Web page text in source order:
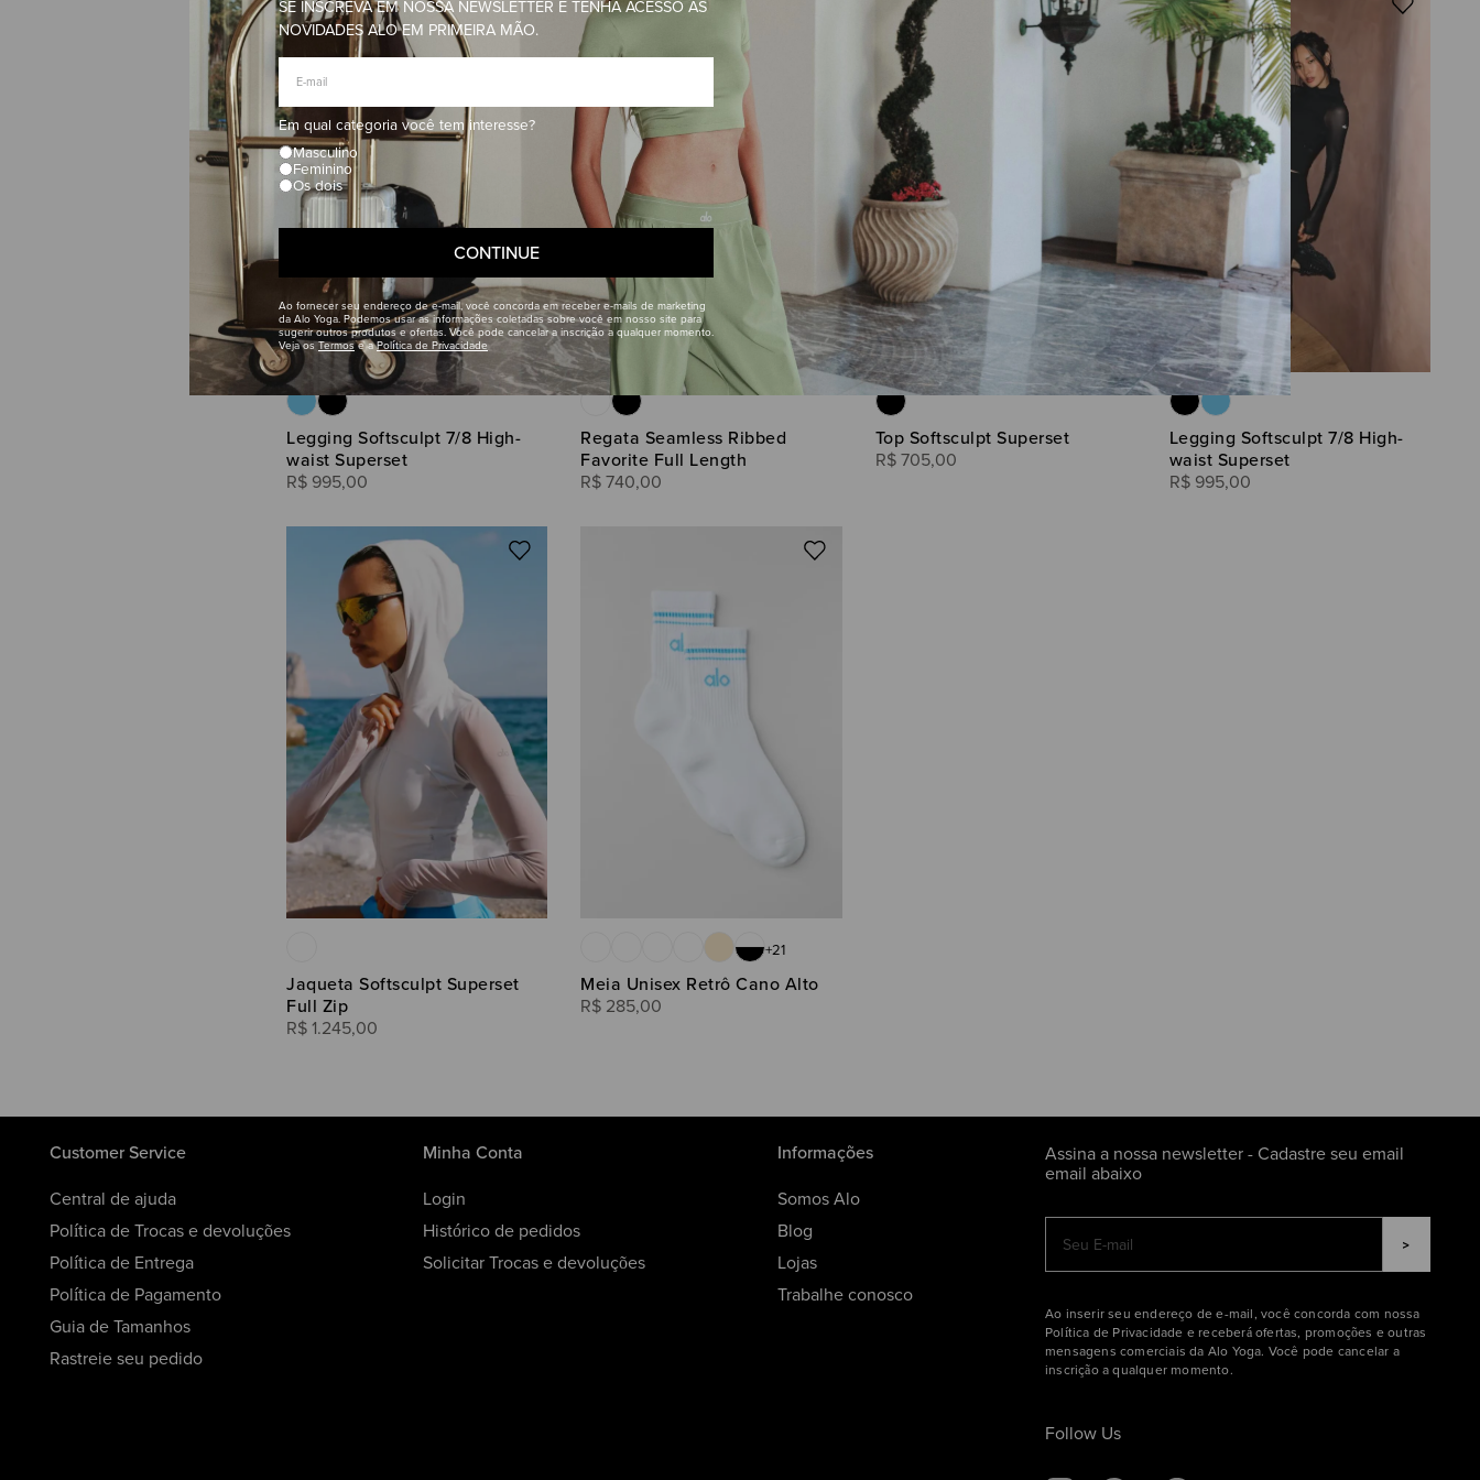
SE INSCREVA EM NOSSA NEWSLETTER E TENHA ACESSO ÀS
NOVIDADES ALO EM PRIMEIRA MÃO.
Em qual categoria você tem interesse?
Masculino
Feminino
Os dois
CONTINUE
Ao fornecer seu endereço de e-mail, você concorda em receber e-mails de marketing
da Alo Yoga. Podemos usar as informações coletadas sobre você em nosso site para
sugerir outros produtos e ofertas. Você pode cancelar a inscrição a qualquer momento.
Veja osTermose aPolítica de Privacidade
SE INSCREVA EM NOSSA NEWSLETTER E TENHA ACESSO ÀS
NOVIDADES ALO EM PRIMEIRA MÃO.
Telefone
Enviar
Ao fornecer seu endereço de e-mail, você concorda em receber e-mails de marketing
da Alo Yoga. Podemos usar as informações coletadas sobre você em nosso site para
sugerir outros produtos e ofertas. Você pode cancelar a inscrição a qualquer momento.
Termose aPolítica de Privacidade
Obrigada por se inscrever na nossa
Legging Softsculpt 7/8 High-
waist Superset
R$ 995,00
Regata Seamless Ribbed
Favorite Full Length
R$ 740,00
Top Softsculpt Superset
R$ 705,00
Legging Softsculpt 7/8 High-
waist Superset
R$ 995,00
Jaqueta Softsculpt Superset
Full Zip
R$ 1.245,00
+21
Meia Unisex Retrô Cano Alto
R$ 285,00
Customer Service
Central de ajuda
Política de Trocas e devoluções
Política de Entrega
Política de Pagamento
Guia de Tamanhos
Rastreie seu pedido
Minha Conta
Login
Histórico de pedidos
Solicitar Trocas e devoluções
Informações
Somos Alo
Blog
Lojas
Trabalhe conosco
Assina a nossa newsletter - Cadastre seu email
email abaixo
Ao inserir seu endereço de e-mail, você concorda com nossa
Política de Privacidade e receberá ofertas, promoções e outras
mensagens comerciais da Alo Yoga. Você pode cancelar a
inscrição a qualquer momento.
Follow Us